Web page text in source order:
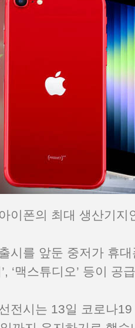
이폰의 최대 생산기지
시를 앞둔 중저가 휴
‘맥스튜디오’ 등이
전시는 13일 코로나